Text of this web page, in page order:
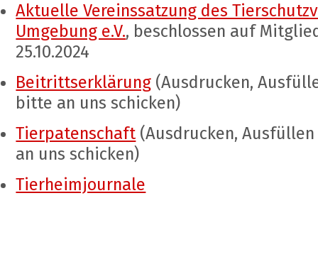
Aktuelle Vereinssatzung des
Umgebung e.V., beschlossen auf
25.10.2024
Beitrittserklärung (Ausdrucken,
bitte an uns schicken)
Tierpatenschaft (Ausdrucken,
an uns schicken)
Tierheimjournale